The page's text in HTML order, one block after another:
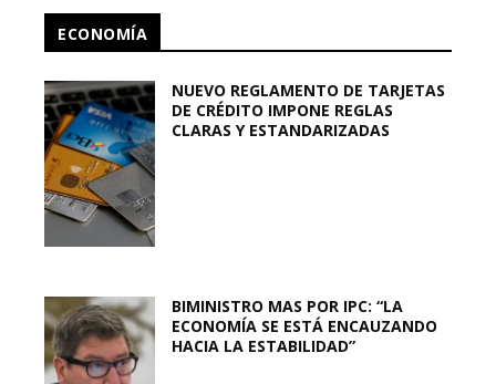
ECONOMÍA
NUEVO REGLAMENTO DE TARJETAS
DE CRÉDITO IMPONE REGLAS
CLARAS Y ESTANDARIZADAS
BIMINISTRO MAS POR IPC: “LA
ECONOMÍA SE ESTÁ ENCAUZANDO
HACIA LA ESTABILIDAD”